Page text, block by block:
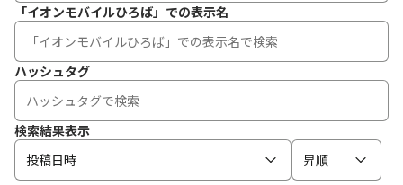
「イオンモバイルひろば」での表示名
ハッシュタグ
検索結果表示
投稿日時
昇順